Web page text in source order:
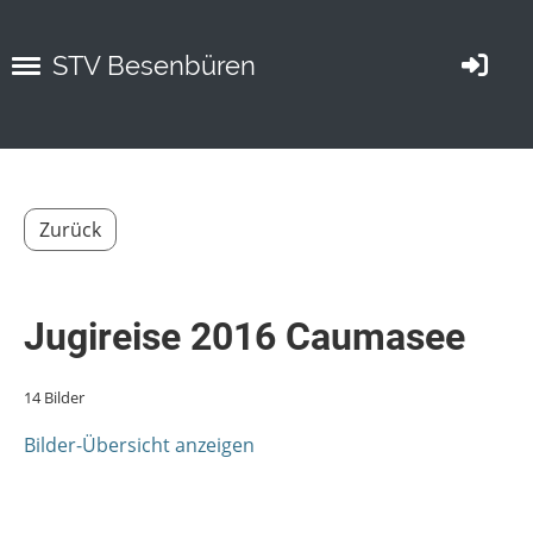
STV Besenbüren
Zurück
Jugireise 2016 Caumasee
14 Bilder
Bilder-Übersicht anzeigen